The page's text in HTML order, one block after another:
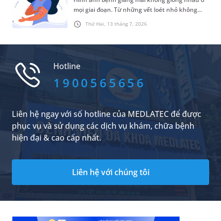
Thứ Hai, 13 tháng 7, 2026
mọi giai đoạn. Từ những vết loét nhỏ không
đau ban đầu đến các tổn thương lan tỏa trên
da và niêm mạc, mỗi giai đoạn của bệnh đều có
Hotline
1900565656
Liên hệ ngay với số hotline của MEDLATEC để được
phục vụ và sử dụng các dịch vụ khám, chữa bệnh
hiện đại & cao cấp nhất.
Liên hệ với chúng tôi